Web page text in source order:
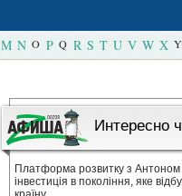
M N O P Q R S T U V W X Y
Интересно
Платформа розвитку з
інвестиція в покоління, яке